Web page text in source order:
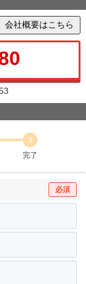
会社概要はこちら
3
完了
必須